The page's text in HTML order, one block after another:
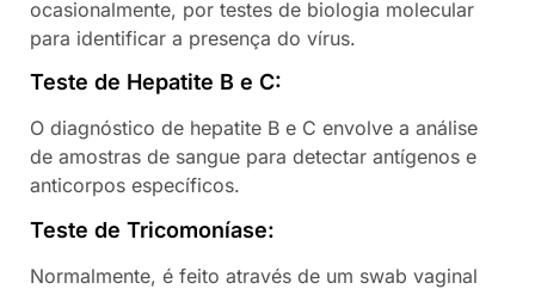
ocasionalmente, por testes de biologia molecular
para identificar a presença do vírus.
Teste de Hepatite B e C:
O diagnóstico de hepatite B e C envolve a análise
de amostras de sangue para detectar antígenos e
anticorpos específicos.
Teste de Tricomoníase:
Normalmente, é feito através de um swab vaginal